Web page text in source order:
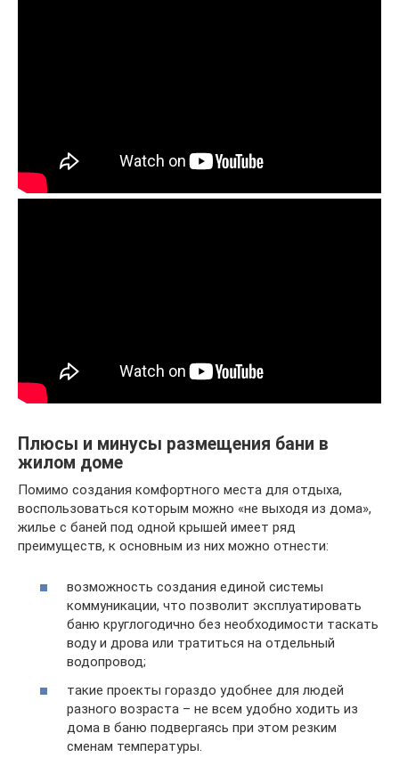
Плюсы и минусы размещения бани в
жилом доме
Помимо создания комфортного места для отдыха,
воспользоваться которым можно «не выходя из дома»,
жилье с баней под одной крышей имеет ряд
преимуществ, к основным из них можно отнести:
возможность создания единой системы
коммуникации, что позволит эксплуатировать
баню круглогодично без необходимости таскать
воду и дрова или тратиться на отдельный
водопровод;
такие проекты гораздо удобнее для людей
разного возраста – не всем удобно ходить из
дома в баню подвергаясь при этом резким
сменам температуры.